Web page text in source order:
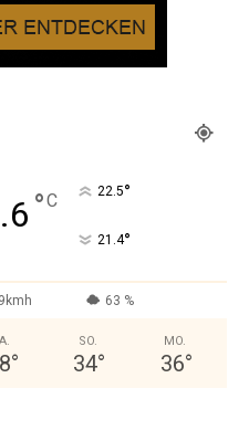
°C 22.5°
21.4°
63 %
°
SO.
34°
MO.
36°